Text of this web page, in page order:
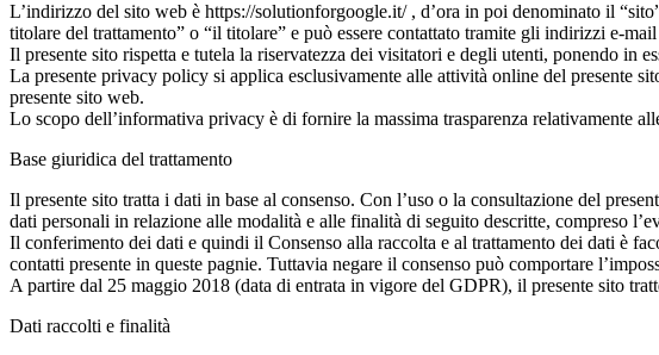
L’indirizzo del sito web è https://solutionforgoogle.it/ , d’ora in poi denominato il
titolare del trattamento” o “il titolare” e può essere contattato tramite gli indirizzi e-
Il presente sito rispetta e tutela la riservatezza dei visitatori e degli utenti, ponendo in
La presente privacy policy si applica esclusivamente alle attività online del presente
presente sito web.
Lo scopo dell’informativa privacy è di fornire la massima trasparenza relativamente
Base giuridica del trattamento
Il presente sito tratta i dati in base al consenso. Con l’uso o la consultazione del
dati personali in relazione alle modalità e alle finalità di seguito descritte, compreso
Il conferimento dei dati e quindi il Consenso alla raccolta e al trattamento dei dati è
contatti presente in queste pagnie. Tuttavia negare il consenso può comportare
A partire dal 25 maggio 2018 (data di entrata in vigore del GDPR), il presente sito
Dati raccolti e finalità